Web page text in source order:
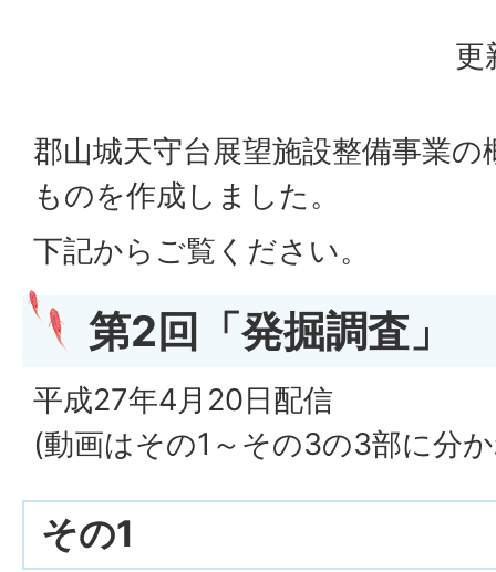
更
郡山城天守台展望施設整備事業
ものを作成しました。
下記からご覧ください。
第2回「発掘調査」
平成27年4月20日配信
(動画はその1～その3の3部に分
その1